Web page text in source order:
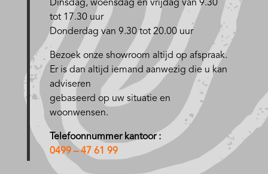
Dinsdag, woensdag en vrijdag van 9.30
tot 17.30 uur
Donderdag van 9.30 tot 20.00 uur
Bezoek onze showroom altijd op afspraak.
Er is dan altijd iemand aanwezig die u kan
adviseren
gebaseerd op uw situatie en
woonwensen.
Telefoonnummer kantoor :
0499 – 47 61 99